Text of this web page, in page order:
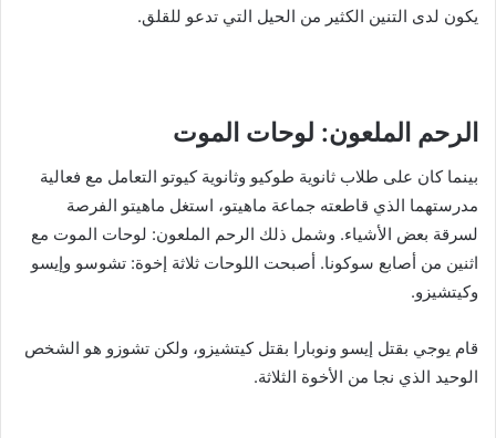
يكون لدى التنين الكثير من الحيل التي تدعو للقلق.
الرحم الملعون: لوحات الموت
بينما كان على طلاب ثانوية طوكيو وثانوية كيوتو التعامل مع فعالية
مدرستهما الذي قاطعته جماعة ماهيتو، استغل ماهيتو الفرصة
لسرقة بعض الأشياء. وشمل ذلك الرحم الملعون: لوحات الموت مع
اثنين من أصابع سوكونا. أصبحت اللوحات ثلاثة إخوة: تشوسو وإيسو
وكيتشيزو.
قام يوجي بقتل إيسو ونوبارا بقتل كيتشيزو، ولكن تشوزو هو الشخص
الوحيد الذي نجا من الأخوة الثلاثة.